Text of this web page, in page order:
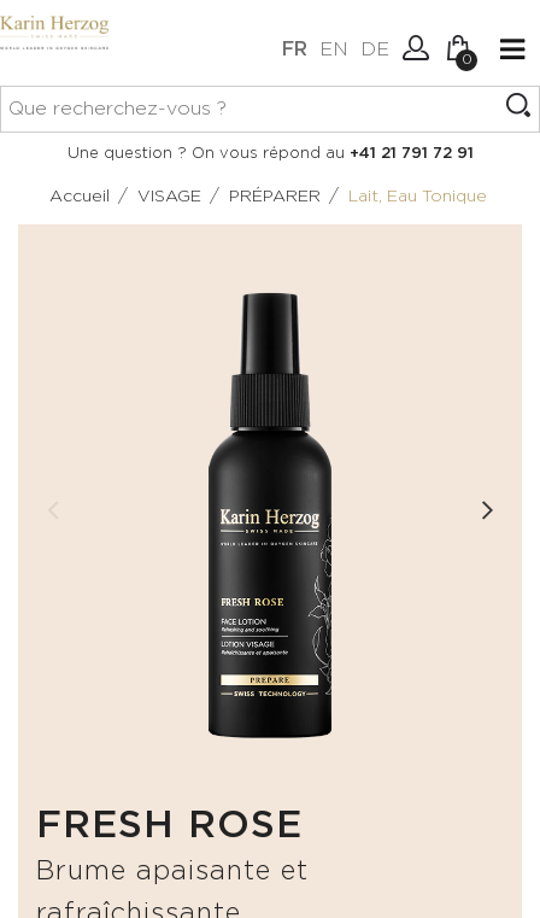
FR EN DE
Connexion
0
Aucun article dans votre
panier.
Une question ? On vous répond au +41 21 791 72 91
Accueil / VISAGE / PRÉPARER / Lait, Eau Tonique
FRESH ROSE
Brume apaisante et